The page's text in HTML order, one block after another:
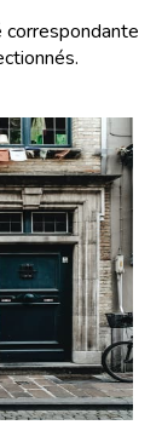
correspondante